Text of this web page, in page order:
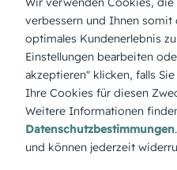
ÜBERBLICK:
Produktbeschreibung
„Fußballspiel Foto“ –
eigenem Foto
Spiel – äh – Fest beginnt.
verbessern und Ihnen somit
optimales Kundenerlebnis
Einstellungen bearbeiten
akzeptieren" klicken, falls
Ihre Cookies für diesen
Weitere Informationen
Datenschutzbestimmungen
und können jederzeit